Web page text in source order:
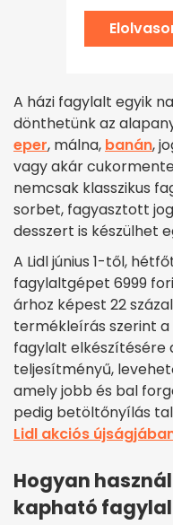
A házi fagylalt egyik
dönthetünk az
eper, málna, banán,
vagy akár
nemcsak klasszikus
sorbet, fagyasztott
desszert is készülhet
A Lidl június 1-től,
fagylaltgépet 6999
árhoz képest 22
termékleírás szerint a
fagylalt elkészítésére
teljesítményű,
amely jobb és bal
pedig betöltőnyílás
Lidl akciós
Hogyan
kapható